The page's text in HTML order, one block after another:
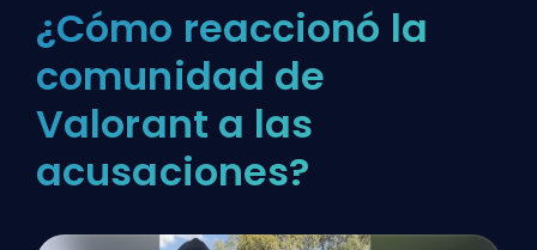
¿Cómo reaccionó la
comunidad de
Valorant a las
acusaciones?